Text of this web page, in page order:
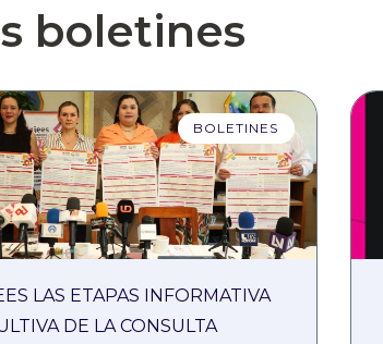
boletines
BOLETINES
LAS ETAPAS INFORMATIVA
DE LA CONSULTA